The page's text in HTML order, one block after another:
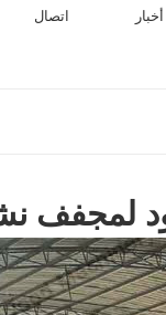
أخبار اتصال
لمجفف